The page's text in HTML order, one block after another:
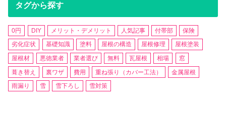
タグから探す
0円 DIY メリット・デメリット 人気記事 付帯部
保険
劣化症状
基礎知識 塗料 屋根の構造 屋根修理
屋根塗装
屋根材
悪徳業者 業者選び 無料 瓦屋根 相場
窓
葺き替え
裏ワザ 費用 重ね張り（カバー工法）
金属屋根
雨漏り
雪 雪下ろし 雪対策